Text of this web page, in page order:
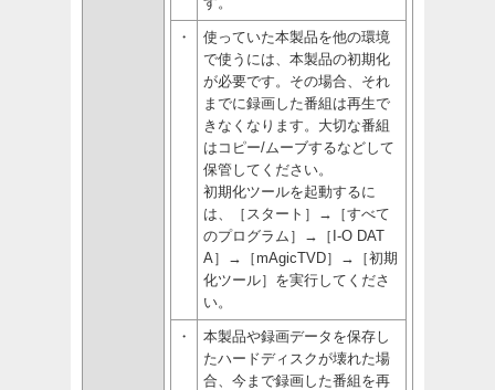
・
使っていた本製品を他の環境
で使うには、本製品の初期化
が必要です。その場合、それ
までに録画した番組は再生で
きなくなります。大切な番組
はコピー/ムーブするなどして
保管してください。
初期化ツールを起動するに
は、［スタート］→［すべて
のプログラム］→［I-O DAT
A］→［mAgicTVD］→［初期
化ツール］を実行してくださ
い。
・
本製品や録画データを保存し
たハードディスクが壊れた場
合、今まで録画した番組を再